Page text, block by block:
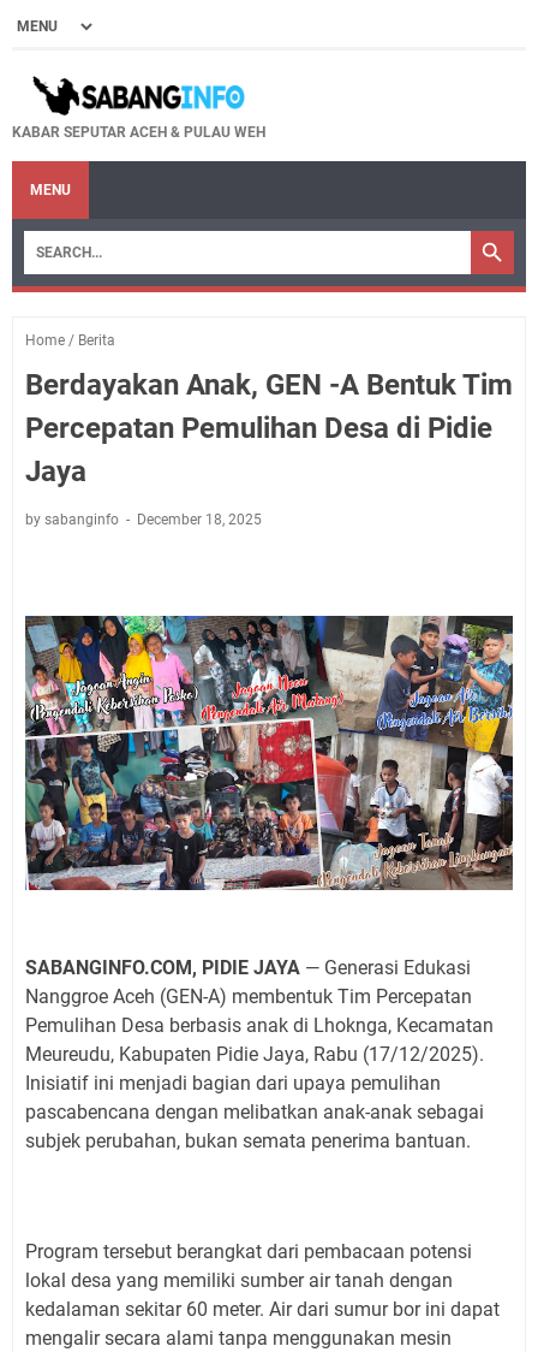
KABAR SEPUTAR ACEH & PULAU WEH
MENU
Home / Berita
Berdayakan Anak, GEN -A Bentuk Tim
Percepatan Pemulihan Desa di Pidie
Jaya
by sabanginfo December 18, 2025
SABANGINFO.COM, PIDIE JAYA — Generasi Edukasi
Nanggroe Aceh (GEN-A) membentuk Tim Percepatan
Pemulihan Desa berbasis anak di Lhoknga, Kecamatan
Meureudu, Kabupaten Pidie Jaya, Rabu (17/12/2025).
Inisiatif ini menjadi bagian dari upaya pemulihan
pascabencana dengan melibatkan anak-anak sebagai
subjek perubahan, bukan semata penerima bantuan.
Program tersebut berangkat dari pembacaan potensi
lokal desa yang memiliki sumber air tanah dengan
kedalaman sekitar 60 meter. Air dari sumur bor ini dapat
mengalir secara alami tanpa menggunakan mesin